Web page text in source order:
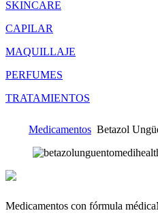
SKINCARE
CAPILAR
MAQUILLAJE
PERFUMES
TRATAMIENTOS
Medicamentos Betazol
Medicamentos con fórmula médica